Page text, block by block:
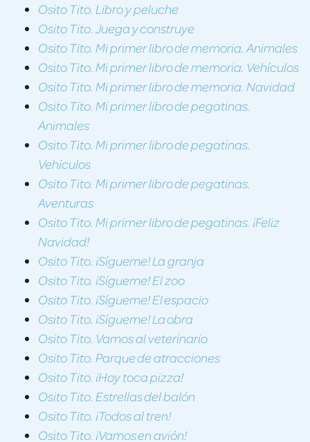
Osito Tito. Libro y peluche
Osito Tito. Juega y construye
Osito Tito. Mi primer libro de memoria. Animales
Osito Tito. Mi primer libro de memoria. Vehículos
Osito Tito. Mi primer libro de memoria. Navidad
Osito Tito. Mi primer libro de pegatinas.
Animales
Osito Tito. Mi primer libro de pegatinas.
Vehículos
Osito Tito. Mi primer libro de pegatinas.
Aventuras
Osito Tito. Mi primer libro de pegatinas. ¡Feliz
Navidad!
Osito Tito. ¡Sígueme! La granja
Osito Tito. ¡Sígueme! El zoo
Osito Tito. ¡Sígueme! El espacio
Osito Tito. ¡Sígueme! La obra
Osito Tito. Vamos al veterinario
Osito Tito. Parque de atracciones
Osito Tito. ¡Hoy toca pizza!
Osito Tito. Estrellas del balón
Osito Tito. ¡Todos al tren!
Osito Tito. ¡Vamos en avión!